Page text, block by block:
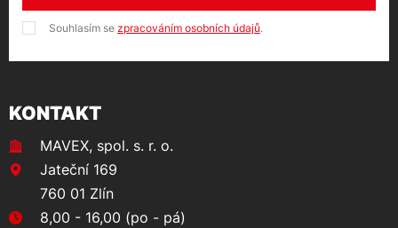
Souhlasím se zpracováním osobních údajů.
KONTAKT
MAVEX, spol. s. r. o.
Jateční 169
760 01 Zlín
8,00 - 16,00 (po - pá)